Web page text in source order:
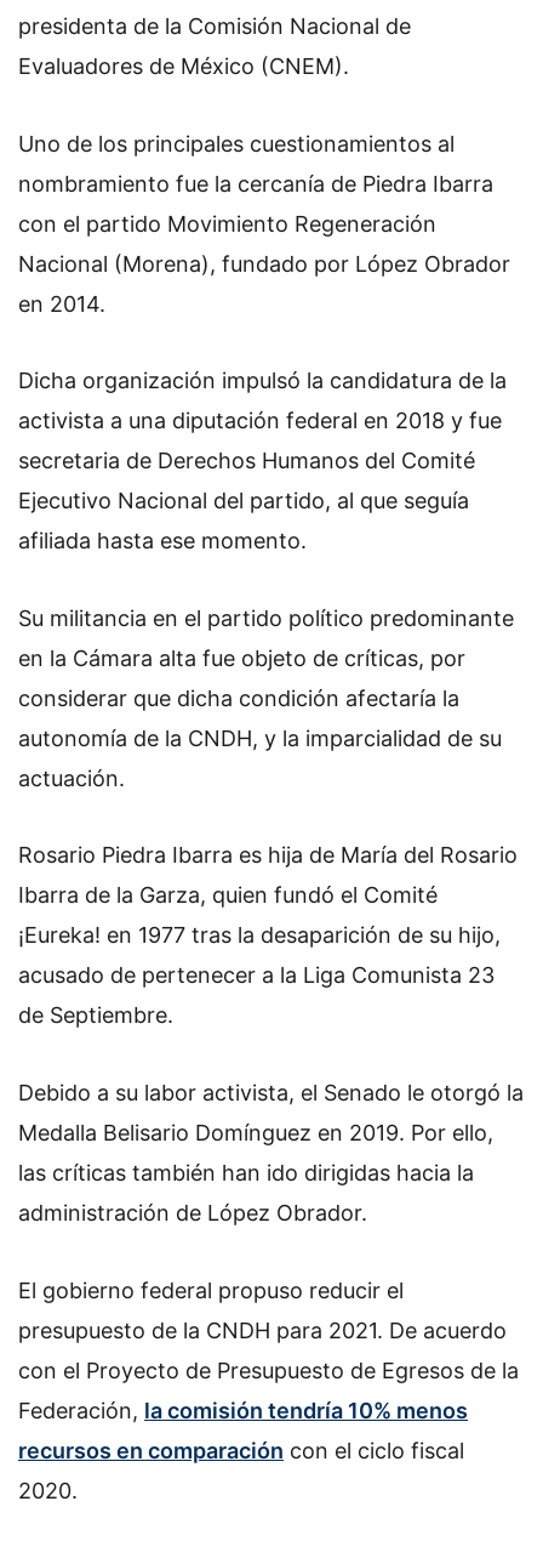
presidenta de la Comisión Nacional de
Evaluadores de México (CNEM).
Uno de los principales cuestionamientos al
nombramiento fue la cercanía de Piedra Ibarra
con el partido Movimiento Regeneración
Nacional (Morena), fundado por López Obrador
en 2014.
Dicha organización impulsó la candidatura de la
activista a una diputación federal en 2018 y fue
secretaria de Derechos Humanos del Comité
Ejecutivo Nacional del partido, al que seguía
afiliada hasta ese momento.
Su militancia en el partido político predominante
en la Cámara alta fue objeto de críticas, por
considerar que dicha condición afectaría la
autonomía de la CNDH, y la imparcialidad de su
actuación.
Rosario Piedra Ibarra es hija de María del Rosario
Ibarra de la Garza, quien fundó el Comité
¡Eureka! en 1977 tras la desaparición de su hijo,
acusado de pertenecer a la Liga Comunista 23
de Septiembre.
Debido a su labor activista, el Senado le otorgó la
Medalla Belisario Domínguez en 2019. Por ello,
las críticas también han ido dirigidas hacia la
administración de López Obrador.
El gobierno federal propuso reducir el
presupuesto de la CNDH para 2021. De acuerdo
con el Proyecto de Presupuesto de Egresos de la
Federación, la comisión tendría 10% menos
recursos en comparación con el ciclo fiscal
2020.